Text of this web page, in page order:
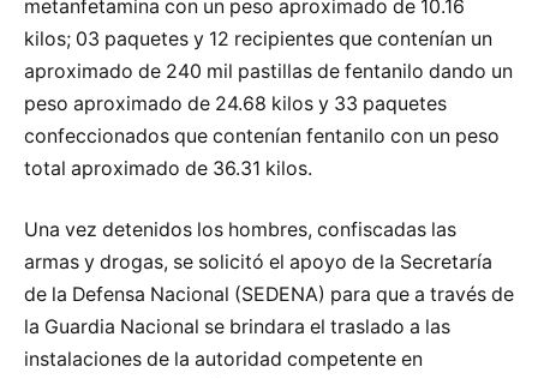
metanfetamina con un peso aproximado de 10.16
kilos; 03 paquetes y 12 recipientes que contenían un
aproximado de 240 mil pastillas de fentanilo dando un
peso aproximado de 24.68 kilos y 33 paquetes
confeccionados que contenían fentanilo con un peso
total aproximado de 36.31 kilos.
Una vez detenidos los hombres, confiscadas las
armas y drogas, se solicitó el apoyo de la Secretaría
de la Defensa Nacional (SEDENA) para que a través de
la Guardia Nacional se brindara el traslado a las
instalaciones de la autoridad competente en